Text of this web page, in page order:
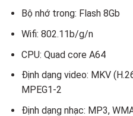
Bộ nhớ trong: Flash 8Gb
Wifi: 802.11b/g/n
CPU: Quad core A64
Định dạng video: MKV
MPEG1-2
Định dạng nhạc: MP3,